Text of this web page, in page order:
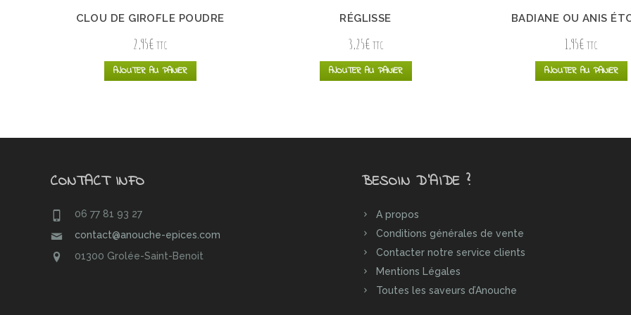
CLOU DE GIROFLE POUDRE
2,95€ TTC
AJOUTER AU PANIER
RÉGLISSE
3,25€ TTC
AJOUTER AU PANIER
BADIANE OU ANIS
1,95€ TTC
AJOUTER AU PANIER
CONTACT INFO
06 77 81 93 27
contact@anouche-epices.com
01300 Grolée-Saint-Benoit
BESOIN D’AIDE ?
A propos
Conditions générales de vente
Contacter notre service clients
Mentions Légales
Toutes les saveurs d’Anouche